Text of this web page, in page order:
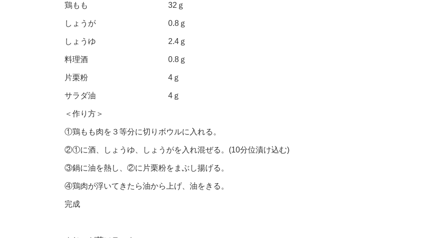
鶏もも 32ｇ
しょうが 0.8ｇ
しょうゆ 2.4ｇ
料理酒 0.8ｇ
片栗粉 4ｇ
サラダ油 4ｇ
＜作り方＞
①鶏もも肉を３等分に切りボウルに入れる。
②①に酒、しょうゆ、しょうがを入れ混ぜる。(10分位漬け込む)
③鍋に油を熱し、②に片栗粉をまぶし揚げる。
④鶏肉が浮いてきたら油から上げ、油をきる。
完成